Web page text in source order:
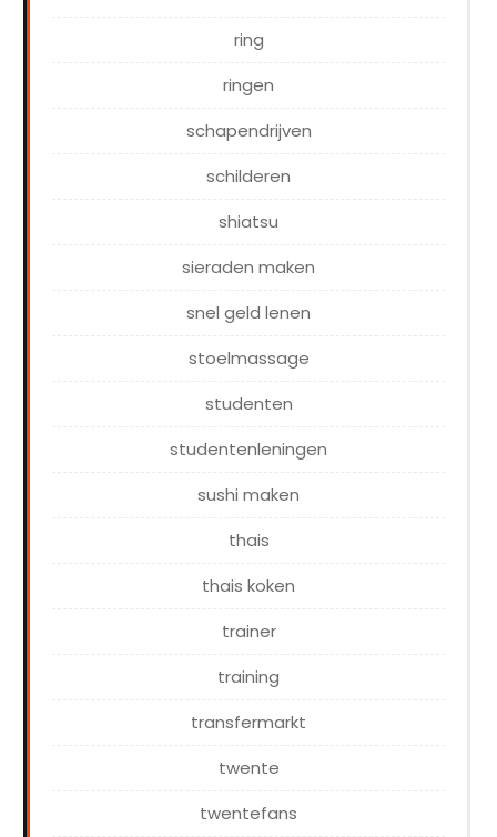
ring
ringen
schapendrijven
schilderen
shiatsu
sieraden maken
snel geld lenen
stoelmassage
studenten
studentenleningen
sushi maken
thais
thais koken
trainer
training
transfermarkt
twente
twentefans